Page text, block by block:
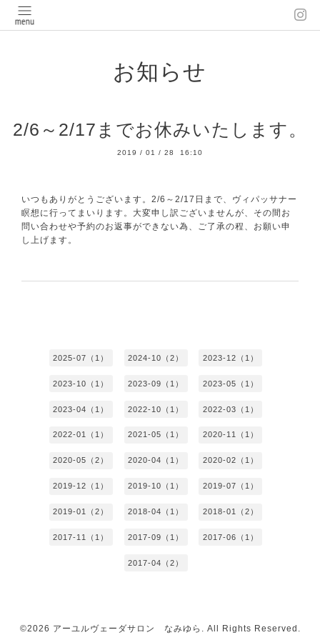
お知らせ
2/6～2/17までお休みいたします。
2019 / 01 / 28 16:10
いつもありがとうございます。2/6～2/17日まで、ヴィパッサナー
瞑想に行ってまいります。大変申し訳ございませんが、その間お
問い合わせや予約のお返事ができない為、ご了承の程、お願い申
し上げます。
2025-07（1） 2024-10（2） 2023-12（1）
2023-10（1） 2023-09（1） 2023-05（1）
2023-04（1） 2022-10（1） 2022-03（1）
2022-01（1） 2021-05（1） 2020-11（1）
2020-05（2） 2020-04（1） 2020-02（1）
2019-12（1） 2019-10（1） 2019-07（1）
2019-01（2） 2018-04（1） 2018-01（2）
2017-11（1） 2017-09（1） 2017-06（1）
2017-04（2）
©2026 アーユルヴェーダサロン なみゆら . All Rights Reserved.